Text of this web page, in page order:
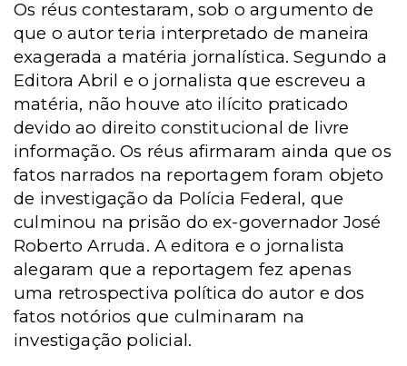
Os réus contestaram, sob o argumento de
que o autor teria interpretado de maneira
exagerada a matéria jornalística. Segundo a
Editora Abril e o jornalista que escreveu a
matéria, não houve ato ilícito praticado
devido ao direito constitucional de livre
informação. Os réus afirmaram ainda que os
fatos narrados na reportagem foram objeto
de investigação da Polícia Federal, que
culminou na prisão do ex-governador José
Roberto Arruda. A editora e o jornalista
alegaram que a reportagem fez apenas
uma retrospectiva política do autor e dos
fatos notórios que culminaram na
investigação policial.